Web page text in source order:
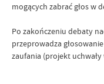
mogących zabrać głos w
Po zakończeniu debaty
przeprowadza
zaufania (projekt uchwały